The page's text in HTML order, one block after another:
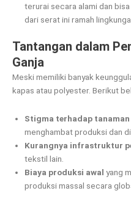
terurai secara alami dan
dari serat ini ramah
Tantangan dalam
Ganja
Meski memiliki banyak
kapas atau polyester. Berikut
Stigma terhadap
menghambat produksi dan
Kurangnya infrastruktur
tekstil lain.
Biaya produksi awal yang
produksi massal secara